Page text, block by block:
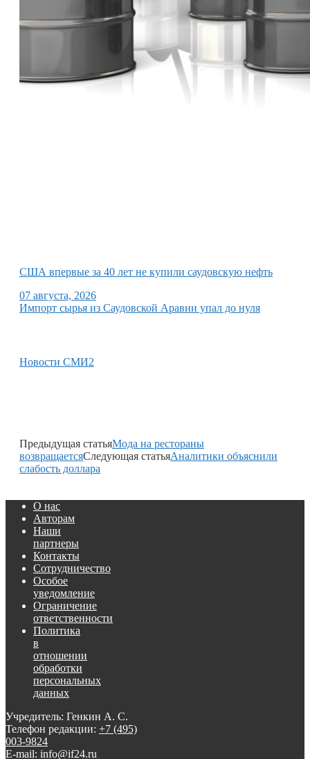
США впервые за 40 лет не купили саудовскую нефть
07 августа, 2026
Импорт сырья из Саудовской Аравии упал до нуля
Новости СМИ2
Предыдущая статьяМода на рестораны
возвращаетсяСледующая статьяАналитики объяснили
слабость доллара
О нас
Авторам
Наши
партнеры
Контакты
Сотрудничество
Особое
уведомление
Ограничение
ответственности
Политика
в
отношении
обработки
персональных
данных
Учредитель: Генкин А. С.
Телефон редакции: +7 (495)
003-9824
E-mail: info@if24.ru